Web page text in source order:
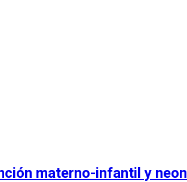
materno-infantil y